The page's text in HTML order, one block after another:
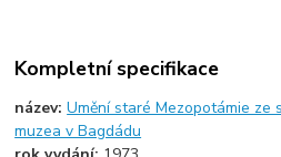
Kompletní specifikace
název:Umění staré Mezopotámie ze
muzea v Bagdádu